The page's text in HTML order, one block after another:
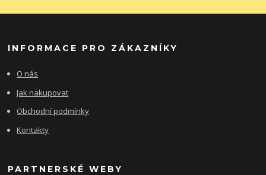
INFORMACE PRO ZÁKAZNÍKY
O nás
Jak nakupovat
Obchodní podmínky
Kontakty
PARTNERSKÉ WEBY